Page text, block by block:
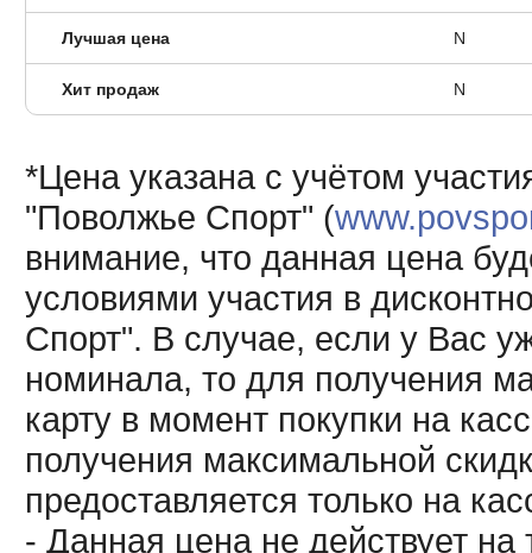
Лучшая цена N
Хит продаж N
*Цена указана с учётом
"Поволжье Спорт" (
внимание, что данная цена
условиями участия в
Спорт". В случае, если у Вас
номинала, то для получения
карту в момент покупки на
получения максимальной
предоставляется только на
- Данная цена не действует